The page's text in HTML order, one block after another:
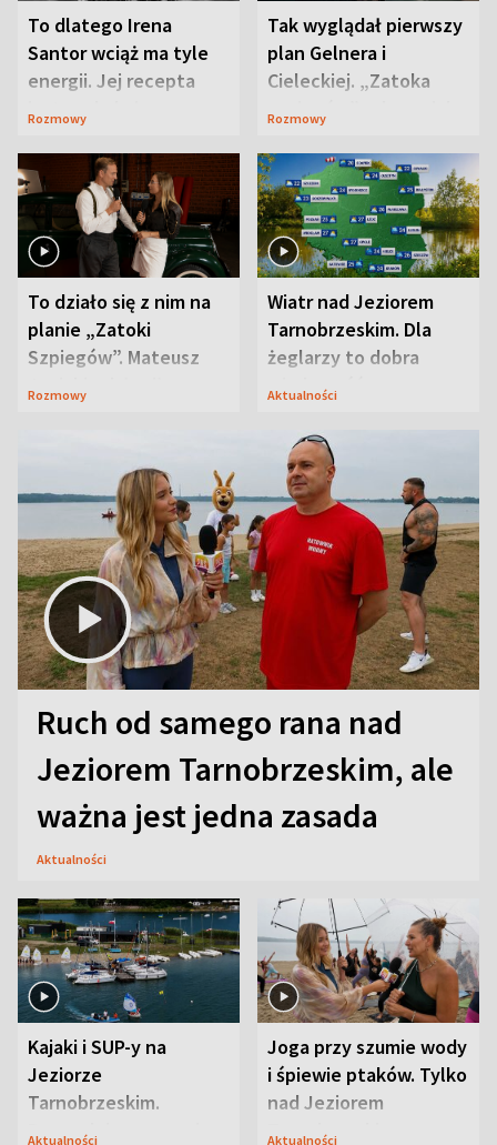
To dlatego Irena
Santor wciąż ma tyle
energii. Jej recepta
jest zaskakująco
Rozmowy
Tak wyglądał pierwszy
plan Gelnera i
Cieleckiej. „Zatoka
szpiegów” od razu ich
Rozmowy
To działo się z nim na
planie „Zatoki
Szpiegów”. Mateusz
Janicki odsłonił
Rozmowy
Wiatr nad Jeziorem
Tarnobrzeskim. Dla
żeglarzy to dobra
wiadomość
Aktualności
Ruch od samego rana nad
Jeziorem Tarnobrzeskim, ale
ważna jest jedna zasada
Aktualności
Kajaki i SUP-y na
Jeziorze
Tarnobrzeskim.
Przyrodnicy zwracają
Aktualności
Joga przy szumie wody
i śpiewie ptaków. Tylko
nad Jeziorem
Tarnobrzeskim
Aktualności